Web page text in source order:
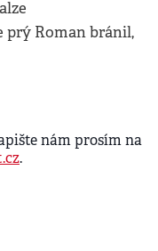
prý Roman bránil,
nám prosím na
.